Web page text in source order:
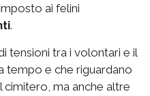
ai felini
.
tensioni tra i volontari e il
tempo e che riguardano
ma anche altre